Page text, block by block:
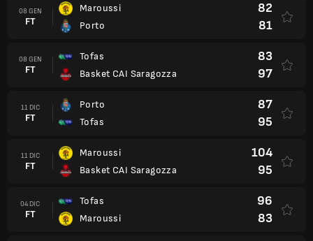
08 GEN
FT
Maroussi
Porto
82
81
08 GEN
FT
Tofas
Basket CAI Saragozza
83
97
11 DIC
FT
Porto
Tofas
87
95
11 DIC
FT
Maroussi
Basket CAI Saragozza
104
95
04 DIC
FT
Tofas
Maroussi
96
83